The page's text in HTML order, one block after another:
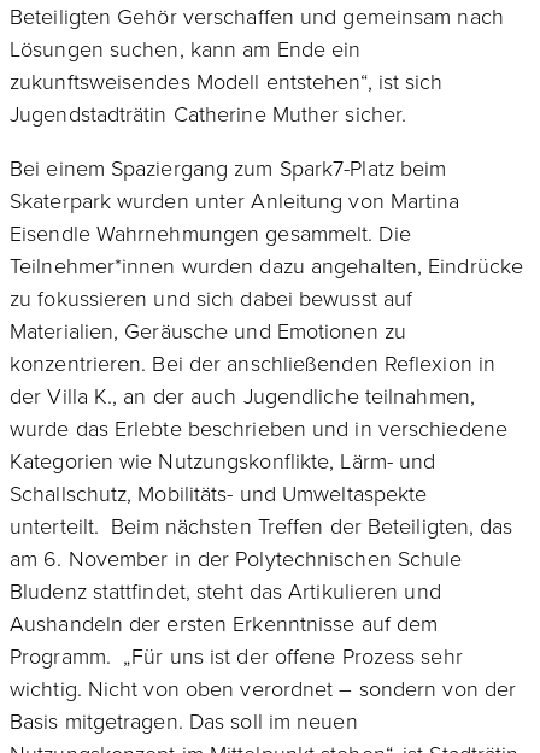
Beteiligten Gehör verschaffen und gemeinsam nach
Lösungen suchen, kann am Ende ein
zukunftsweisendes Modell entstehen“, ist sich
Jugendstadträtin Catherine Muther sicher.
Bei einem Spaziergang zum Spark7-Platz beim
Skaterpark wurden unter Anleitung von Martina
Eisendle Wahrnehmungen gesammelt. Die
Teilnehmer*innen wurden dazu angehalten, Eindrücke
zu fokussieren und sich dabei bewusst auf
Materialien, Geräusche und Emotionen zu
konzentrieren. Bei der anschließenden Reflexion in
der Villa K., an der auch Jugendliche teilnahmen,
wurde das Erlebte beschrieben und in verschiedene
Kategorien wie Nutzungskonflikte, Lärm- und
Schallschutz, Mobilitäts- und Umweltaspekte
unterteilt. Beim nächsten Treffen der Beteiligten, das
am 6. November in der Polytechnischen Schule
Bludenz stattfindet, steht das Artikulieren und
Aushandeln der ersten Erkenntnisse auf dem
Programm. „Für uns ist der offene Prozess sehr
wichtig. Nicht von oben verordnet – sondern von der
Basis mitgetragen. Das soll im neuen